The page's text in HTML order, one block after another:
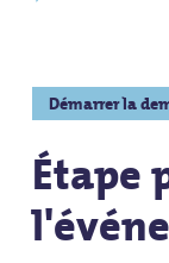
Démarrer la
Étape